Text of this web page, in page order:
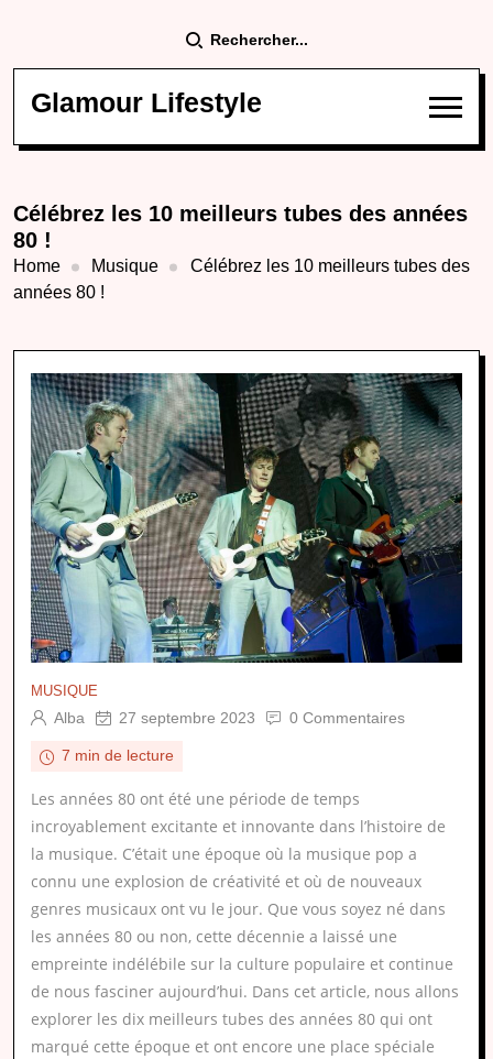
Rechercher...
Glamour Lifestyle
Célébrez les 10 meilleurs tubes des années
80 !
Home Musique
Célébrez les 10 meilleurs tubes des
années 80 !
MUSIQUE
Alba 27 septembre 2023 0 Commentaires
7 min de lecture
Les années 80 ont été une période de temps
incroyablement excitante et innovante dans l’histoire de
la musique. C’était une époque où la musique pop a
connu une explosion de créativité et où de nouveaux
genres musicaux ont vu le jour. Que vous soyez né dans
les années 80 ou non, cette décennie a laissé une
empreinte indélébile sur la culture populaire et continue
de nous fasciner aujourd’hui. Dans cet article, nous allons
explorer les dix meilleurs tubes des années 80 qui ont
marqué cette époque et ont encore une place spéciale